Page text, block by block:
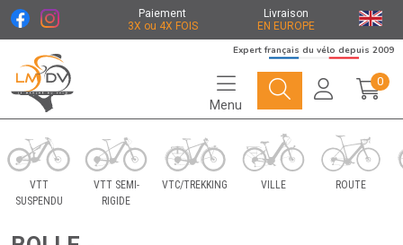
Paiement
3X ou 4X FOIS
Livraison
EN EUROPE
Le Marché du Vélo Votre distributeurs de vélo
Expert français du vélo depuis 2009
Menu
0
VTT
SUSPENDU
VTT SEMI-
RIGIDE
VTC/TREKKING VILLE ROUTE